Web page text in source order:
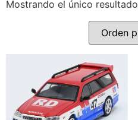
Mostrando el único resultado